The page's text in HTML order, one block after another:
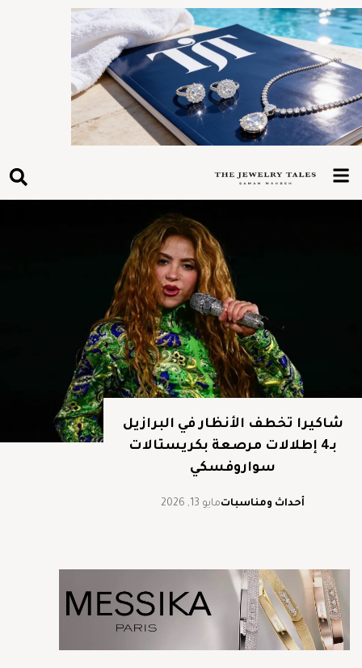
شاكيرا تخطف الأنظار في البرازيل
بـ4 إطلالات مرصعة بكريستالات
سواروفسكي
أحداث ومناسباتمايو 13, 2026